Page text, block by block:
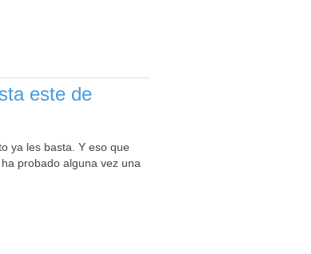
este de
ya les basta. Y eso que
probado alguna vez una